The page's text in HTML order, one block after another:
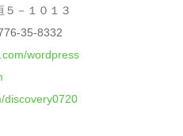
－１０１３
35-8332
wordpress
discovery0720